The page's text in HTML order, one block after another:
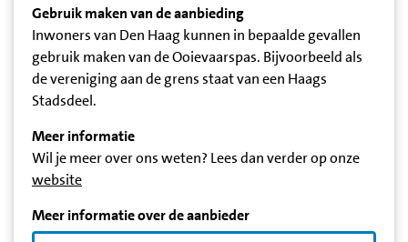
Gebruik maken van de aanbieding
Inwoners van Den Haag kunnen in bepaalde gevallen
gebruik maken van de Ooievaarspas. Bijvoorbeeld als
de vereniging aan de grens staat van een Haags
Stadsdeel.
Meer informatie
Wil je meer over ons weten? Lees dan verder op onze
website
Meer informatie over de aanbieder